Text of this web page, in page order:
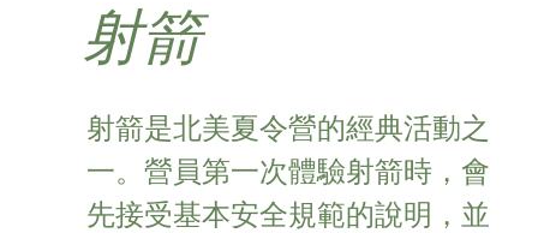
射箭
射箭是北美夏令營的經典活動之
一。營員第一次體驗射箭時，會
先接受基本安全規範的說明，並